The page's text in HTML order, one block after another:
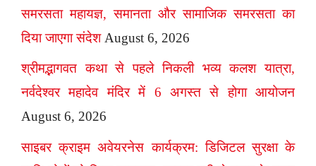
समरसता महायज्ञ, समानता और सामाजिक समरसता का
दिया जाएगा संदेश August 6, 2026
श्रीमद्भागवत कथा से पहले निकली भव्य कलश यात्रा,
नर्वदेश्वर महादेव मंदिर में 6 अगस्त से होगा आयोजन
August 6, 2026
साइबर क्राइम अवेयरनेस कार्यक्रम: डिजिटल सुरक्षा के